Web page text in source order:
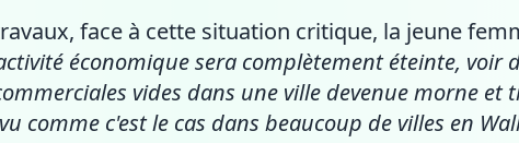
face à cette situation critique, la jeune
économique sera complètement éteinte, voir
vides dans une ville devenue morne et
comme c'est le cas dans beaucoup de villes en